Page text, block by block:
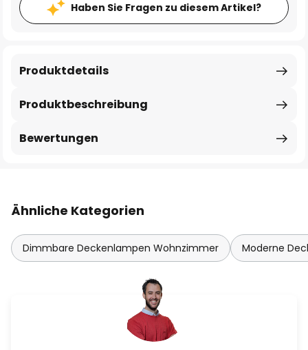
Haben Sie Fragen zu diesem Artikel?
Produktbeschreibung
Produktdetails
Bewertungen
Ähnliche Kategorien
Dimmbare Deckenlampen Wohnzimmer Moderne